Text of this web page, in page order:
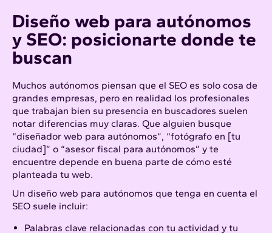
Diseño web para autónomos
y SEO: posicionarte donde te
buscan
Muchos autónomos piensan que el SEO es solo cosa de
grandes empresas, pero en realidad los profesionales
que trabajan bien su presencia en buscadores suelen
notar diferencias muy claras. Que alguien busque
“diseñador web para autónomos”, “fotógrafo en [tu
ciudad]” o “asesor fiscal para autónomos” y te
encuentre depende en buena parte de cómo esté
planteada tu web.
Un diseño web para autónomos que tenga en cuenta el
SEO suele incluir:
Palabras clave relacionadas con tu actividad y tu